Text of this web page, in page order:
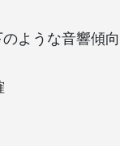
ような音響傾向